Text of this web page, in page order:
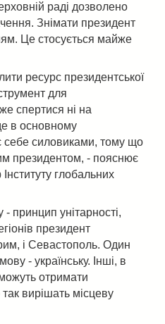
раді дозволено
Знімати президент
Це стосується майже
ресурс президентської
для
спертися ні на
в основному
себе силовиками, тому що
президентом, - пояснює
глобальних
принцип унітарності,
президент
і Севастополь. Один
- українську. Інші, в
отримати
вирішать місцеву